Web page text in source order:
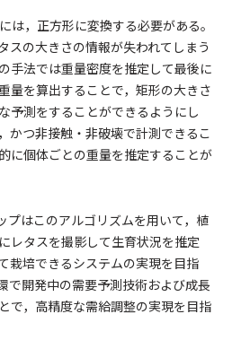
は，正方形に変換する必要がある。
スの大きさの情報が失われてしまう
手法では重量密度を推定して最後に
量を算出することで，矩形の大きさ
予測をすることができるようにし
かつ非接触・非破壊で計測できるこ
に個体ごとの重量を推定することが
プはこのアルゴリズムを用いて，植
レタスを撮影して生育状況を推定
栽培できるシステムの実現を目指
で開発中の需要予測技術および成長
で，高精度な需給調整の実現を目指